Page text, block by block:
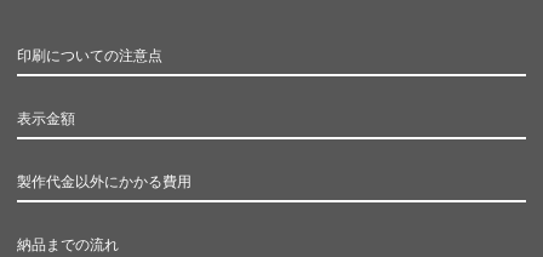
印刷についての注意点
表示金額
製作代金以外にかかる費用
納品までの流れ